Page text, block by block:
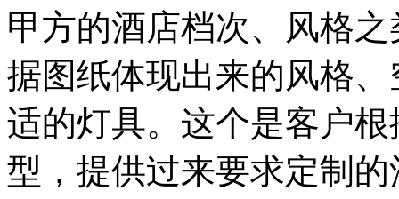
甲方的酒店档次、风格
据图纸体现出来的风格
适的灯具。这个是客户
型，提供过来要求定制